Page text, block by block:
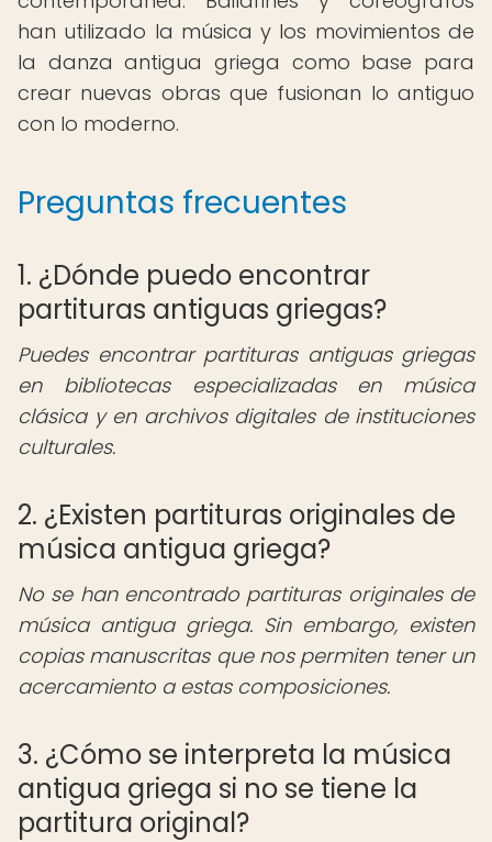
han utilizado la música y los movimientos de
la danza antigua griega como base para
crear nuevas obras que fusionan lo antiguo
con lo moderno.
Preguntas frecuentes
1. ¿Dónde puedo encontrar
partituras antiguas griegas?
Puedes encontrar partituras antiguas griegas
en bibliotecas especializadas en música
clásica y en archivos digitales de instituciones
culturales.
2. ¿Existen partituras originales de
música antigua griega?
No se han encontrado partituras originales de
música antigua griega. Sin embargo, existen
copias manuscritas que nos permiten tener un
acercamiento a estas composiciones.
3. ¿Cómo se interpreta la música
antigua griega si no se tiene la
partitura original?